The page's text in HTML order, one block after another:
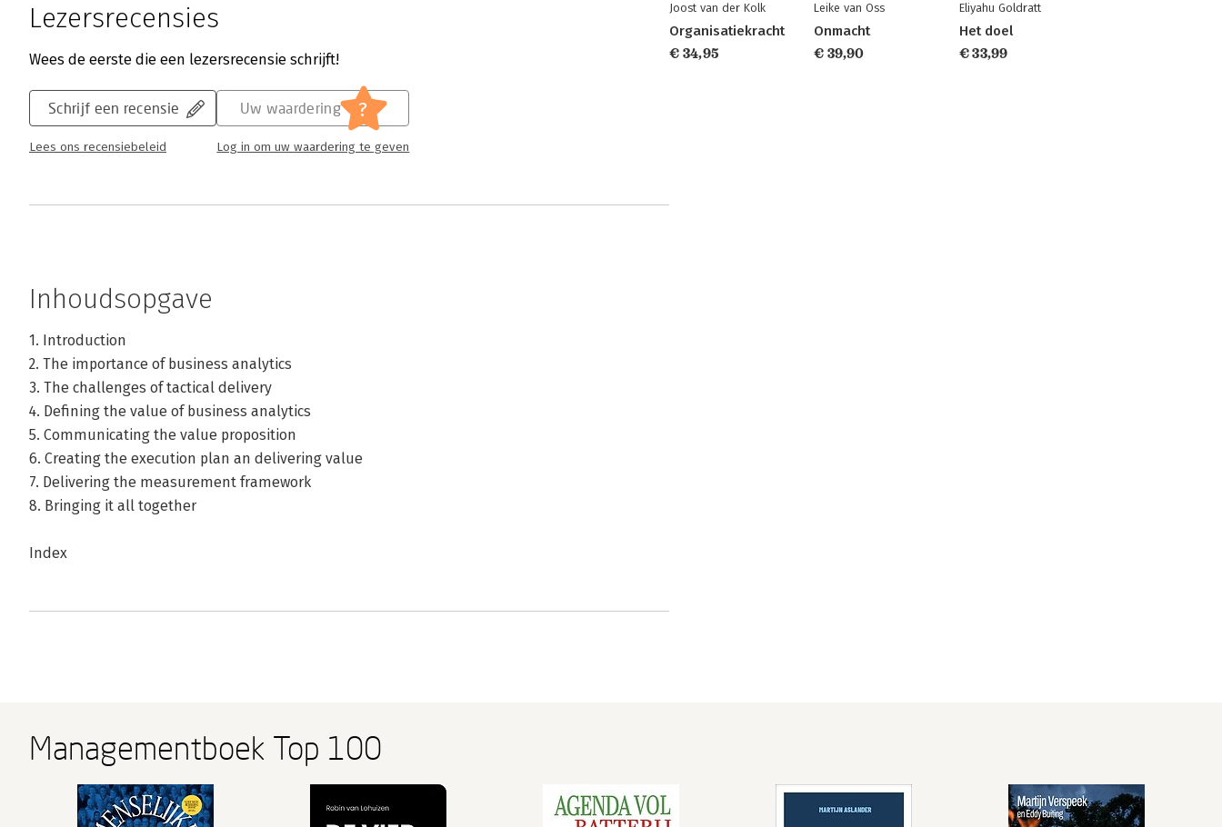
Lezersrecensies
Wees de eerste die een lezersrecensie schrijft!
Schrijf een recensie
Lees ons recensiebeleid
Uw waardering ?
Log in om uw waardering te geven
Inhoudsopgave
1. Introduction
2. The importance of business analytics
3. The challenges of tactical delivery
4. Defining the value of business analytics
5. Communicating the value proposition
6. Creating the execution plan an delivering value
7. Delivering the measurement framework
8. Bringing it all together
Index
Joost van der Kolk
Organisatiekracht
€ 34,95
Leike van Oss
Onmacht
€ 39,90
Eliyahu Goldratt
Het doel
€ 33,99
Managementboek Top 100